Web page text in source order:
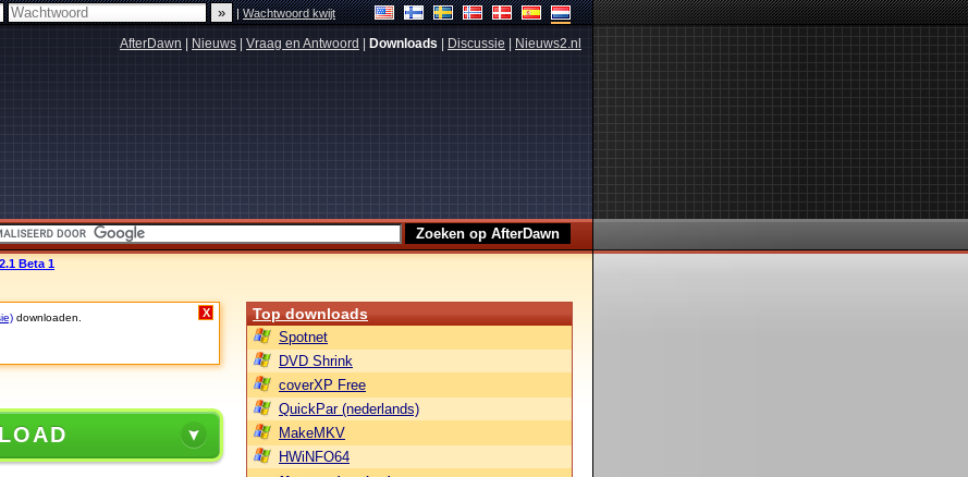
|Wachtwoord kwijt
AfterDawn Nieuws Vraag en Antwoord Downloads Discussie Nieuws2.nl
Beta 1
downloaden.
X Top downloads
Spotnet
DVD Shrink
coverXP Free
QuickPar (nederlands)
MakeMKV
HWiNFO64